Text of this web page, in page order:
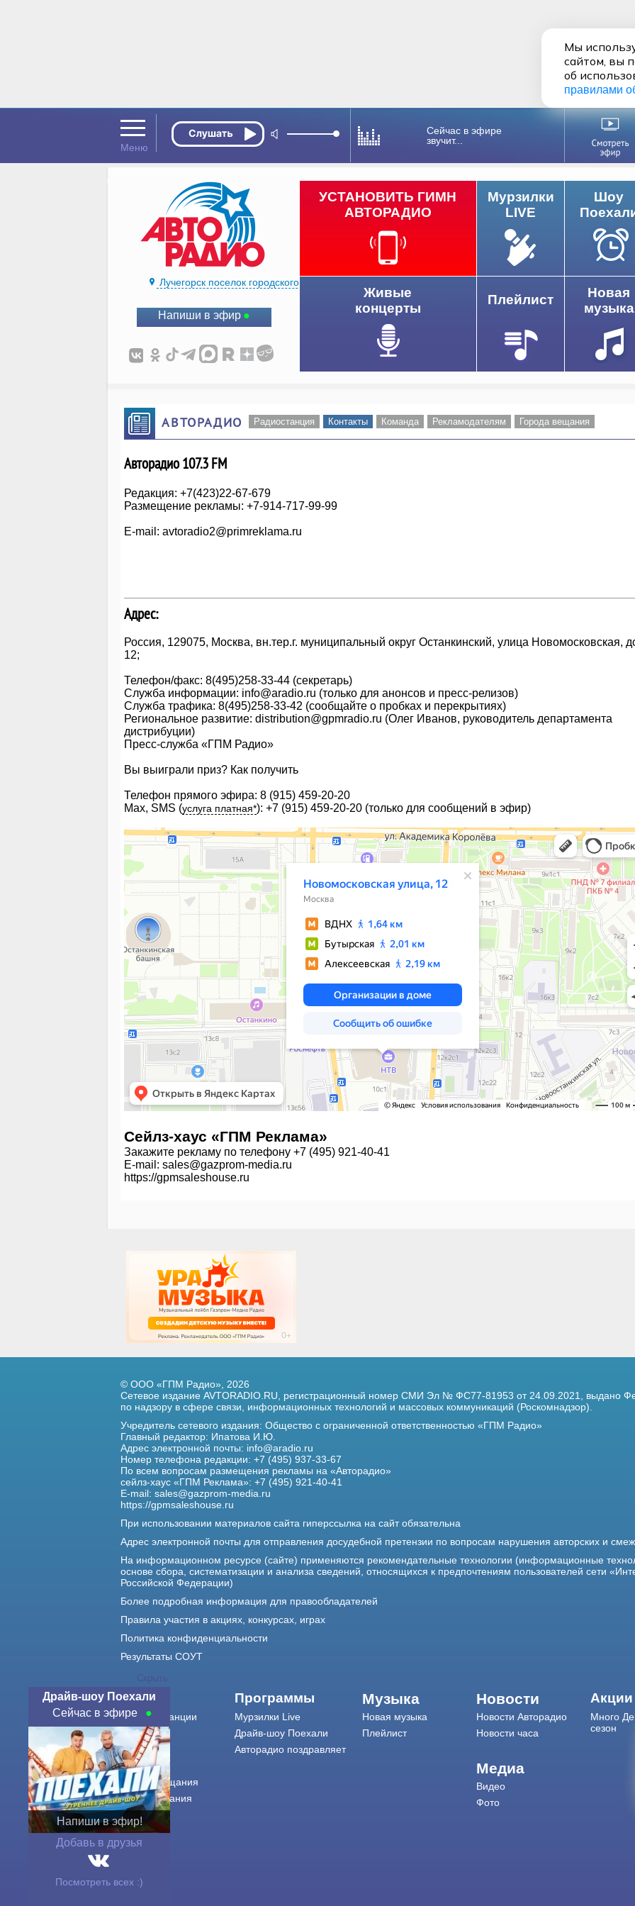
Сейчас в эфире
звучит...
Лучегорск поселок городского типа 107.3 FM
Напиши в эфир
УСТАНОВИТЬ ГИМН
АВТОРАДИО
Мурзилки
LIVE
Шоу
Живые
концерты
Плейлист
Новая
музыка
АВТОРАДИО Радиостанция Контакты Команда Рекламодателям Города вещания
Авторадио 107.3 FM
Редакция: +7(423)22-67-679
Размещение рекламы: +7-914-717-99-99
E-mail: avtoradio2@primreklama.ru
Адрес:
Россия, 129075, Москва, вн.тер.г. муниципальный округ Останкинский, улица Новомосковская,
12;
Телефон/факс: 8(495)258-33-44 (секретарь)
Служба информации: info@aradio.ru (только для анонсов и пресс-релизов)
Служба трафика: 8(495)258-33-42 (сообщайте о пробках и перекрытиях)
Региональное развитие: distribution@gpmradio.ru (Олег Иванов, руководитель департамента
дистрибуции)
Пресс-служба «ГПМ Радио»
Вы выиграли приз? Как получить
Телефон прямого эфира: 8 (915) 459-20-20
Max, SMS (услуга платная*): +7 (915) 459-20-20 (только для сообщений в эфир)
Cейлз-хаус «ГПМ Реклама»
Закажите рекламу по телефону +7 (495) 921-40-41
E-mail:sales@gazprom-media.ru
https://gpmsaleshouse.ru
Скрыть
Драйв-шоу Поехали
Сейчас в эфире
Напиши в эфир!
Добавь в друзья
Посмотреть всех :)
© ООО «ГПМ Радио», 2026
Сетевое издание AVTORADIO.RU, регистрационный номер СМИ Эл № ФС77-81953 от 24.09.2021,
выдано
по надзору в сфере связи,
информационных технологий и массовых коммуникаций (Роскомнадзор).
Учредитель сетевого издания: Общество с ограниченной ответственностью «ГПМ Радио»
Главный редактор: Ипатова И.Ю.
Адрес электронной почты: info@aradio.ru
Номер телефона редакции: +7 (495) 937-33-67
По всем вопросам размещения рекламы на «Авторадио»
сейлз-хаус «ГПМ Реклама»: +7 (495) 921-40-41
E-mail: sales@gazprom-media.ru
https://gpmsaleshouse.ru
При использовании материалов сайта гиперссылка на сайт обязательна
Адрес электронной почты для отправления досудебной претензии по вопросам нарушения авторских и
На информационном ресурсе (сайте) применяются рекомендательные технологии (информационные
основе сбора, систематизации и анализа сведений, относящихся к предпочтениям пользователей сети
Российской Федерации)
Более подробная информация для правообладателей
Правила участия в акциях, конкурсах, играх
Политика конфиденциальности
Результаты СОУТ
О нас
О радиостанции
Команда
Контакты
Реклама
Города вещания
Сетка вещания
История
Оферта
Программы
Мурзилки Live
Драйв-шоу Поехали
Авторадио поздравляет
Музыка
Новая музыка
Плейлист
Новости
Новости Авторадио
Новости часа
Медиа
Видео
Фото
Много
сезон
Мы
сайтом, вы
об
правилами